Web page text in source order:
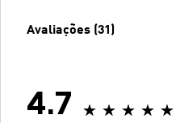
Avaliações (31)
4.7